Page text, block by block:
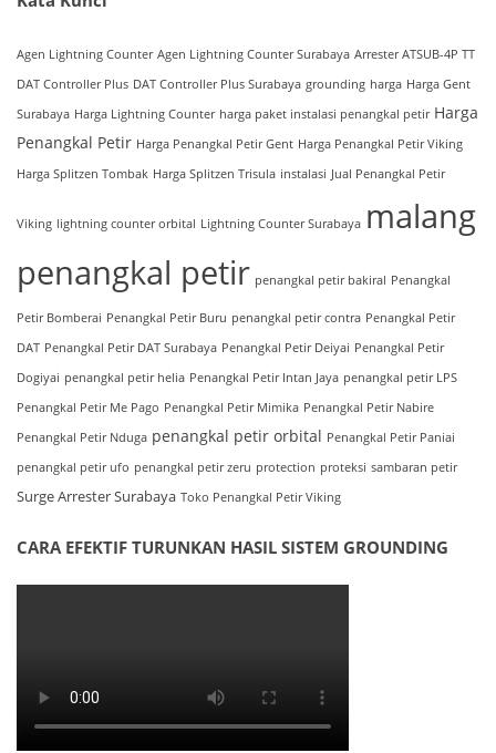
Agen Lightning Counter Agen Lightning Counter Surabaya Arrester ATSUB-4P TT
DAT Controller Plus DAT Controller Plus Surabaya grounding harga Harga Gent
Surabaya Harga Lightning Counter harga paket instalasi penangkal petir Harga
Penangkal Petir Harga Penangkal Petir Gent Harga Penangkal Petir Viking
Harga Splitzen Tombak Harga Splitzen Trisula instalasi Jual Penangkal Petir
Viking lightning counter orbital Lightning Counter Surabaya malang
penangkal petir penangkal petir bakiral Penangkal
Petir Bomberai Penangkal Petir Buru penangkal petir contra Penangkal Petir
DAT Penangkal Petir DAT Surabaya Penangkal Petir Deiyai Penangkal Petir
Dogiyai penangkal petir helia Penangkal Petir Intan Jaya penangkal petir LPS
Penangkal Petir Me Pago Penangkal Petir Mimika Penangkal Petir Nabire
Penangkal Petir Nduga penangkal petir orbital Penangkal Petir Paniai
penangkal petir ufo penangkal petir zeru protection proteksi sambaran petir
Surge Arrester Surabaya Toko Penangkal Petir Viking
CARA EFEKTIF TURUNKAN HASIL SISTEM GROUNDING